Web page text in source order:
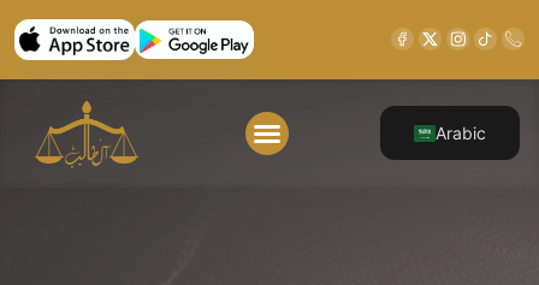
Arabic